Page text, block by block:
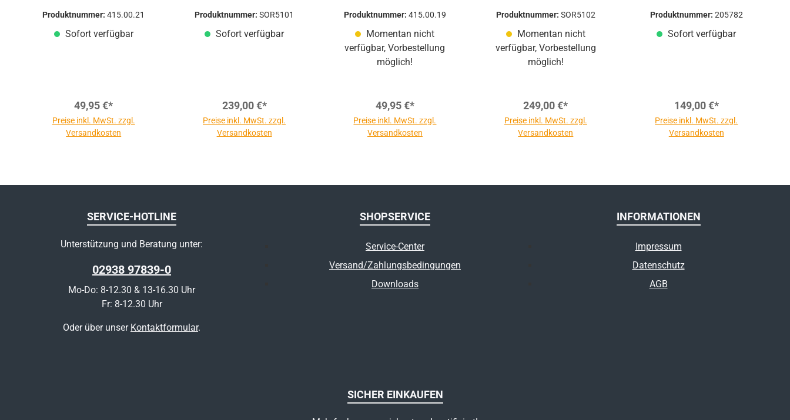
Produktnummer:415.00.21
Sofort verfügbar
49,95 €*
Preise inkl. MwSt. zzgl.
Versandkosten
Produktnummer:SOR5101
Sofort verfügbar
239,00 €*
Preise inkl. MwSt. zzgl.
Versandkosten
Produktnummer: 415.00.19
Momentan nicht
verfügbar, Vorbestellung
möglich!
49,95 €*
Preise inkl. MwSt. zzgl.
Versandkosten
Produktnummer: SOR5102
Momentan nicht
verfügbar, Vorbestellung
möglich!
249,00 €*
Preise inkl. MwSt. zzgl.
Versandkosten
Produktnummer: 205782
Sofort verfügbar
149,00 €*
Preise inkl. MwSt. zzgl.
Versandkosten
SERVICE-HOTLINE
Unterstützung und Beratung unter:
02938 97839-0
Mo-Do: 8-12.30 & 13-16.30 Uhr
Fr: 8-12.30 Uhr
Oder über unser Kontaktformular.
SHOPSERVICE
Service-Center
Versand/Zahlungsbedingungen
Downloads
INFORMATIONEN
Impressum
Datenschutz
AGB
SICHER EINKAUFEN